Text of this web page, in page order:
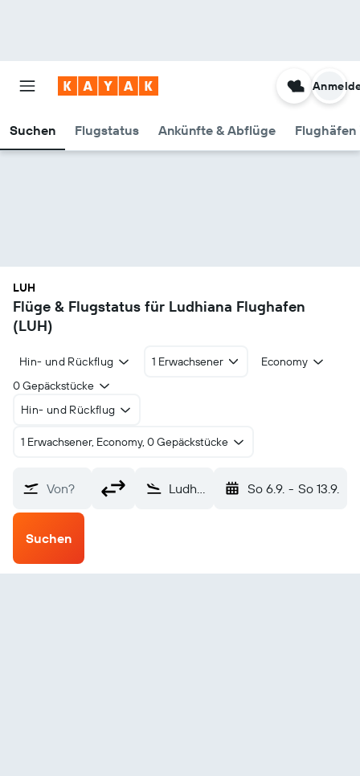
Suchen Flugstatus Ankünfte & Abflüge Flughäfen
LUH
Flüge & Flugstatus für Ludhiana Flughafen
(LUH)
Hin- und Rückflug 1 Erwachsener
Economy
0 Gepäckstücke
Hin- und Rückflug
1 Erwachsener, Economy, 0 Gepäckstücke
Von? Ludhiana (LUH) So 6.9. - So 13.9.
Suchen